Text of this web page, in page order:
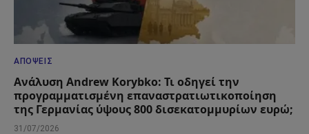
ΑΠΌΨΕΙΣ
Ανάλυση Andrew Korybko: Τι οδηγεί την
προγραμματισμένη επαναστρατιωτικοποίηση
της Γερμανίας ύψους 800 δισεκατομμυρίων ευρώ;
31/07/2026